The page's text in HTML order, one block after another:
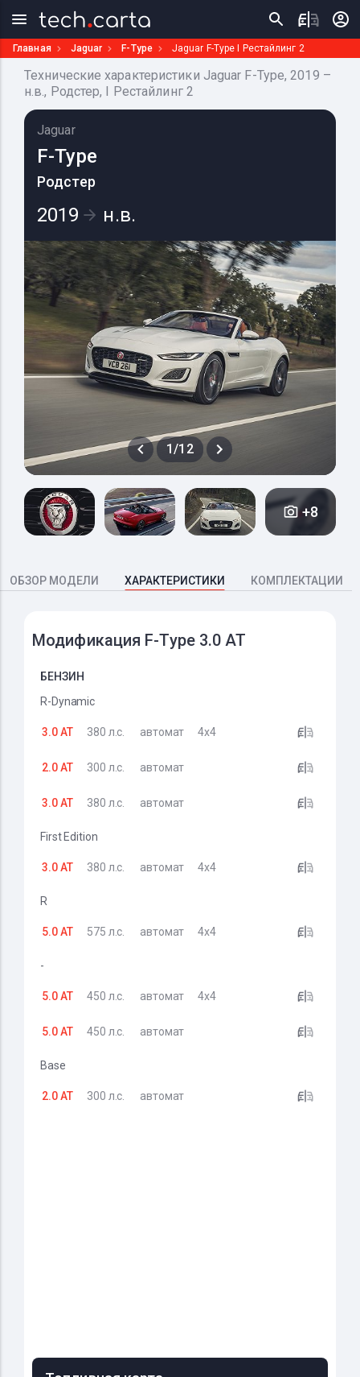
Главная Jaguar F-Type Jaguar F-Type I Рестайлинг 2
Технические характеристики Jaguar F-Type, 2019 –
н.в., Родстер, I Рестайлинг 2
Jaguar
F-Type
Родстер
2019 н.в.
1/12
+8
ОБЗОР МОДЕЛИ ХАРАКТЕРИСТИКИ КОМПЛЕКТАЦИИ
Модификация F-Type 3.0 AT
БЕНЗИН
R-Dynamic
3.0 AT 380 л.с. автомат 4x4
2.0 AT 300 л.с. автомат
3.0 AT 380 л.с. автомат
First Edition
3.0 AT 380 л.с. автомат 4x4
R
5.0 AT 575 л.с. автомат 4x4
-
5.0 AT 450 л.с. автомат 4x4
5.0 AT 450 л.с. автомат
Base
2.0 AT 300 л.с. автомат